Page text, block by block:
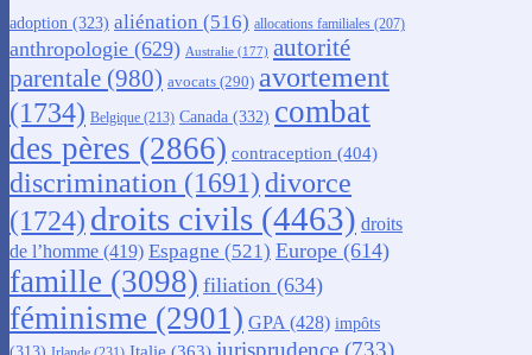
adoption (323) aliénation (516) allocations familiales (207)
anthropologie (629) Australie (177) autorité
parentale (980) avocats (290) avortement
(1734) Belgique (213) Canada (332) combat
des pères (2866) contraception (404)
discrimination (1691) divorce
(1724) droits civils (4463) droits
de l’homme (419) Espagne (521) Europe (614)
famille (3098) filiation (634)
féminisme (2901) GPA (428) impôts
jurisprudence (733)